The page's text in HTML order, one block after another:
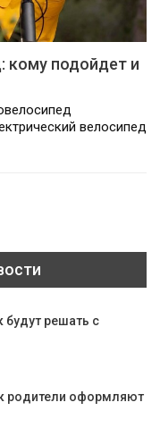
кому подойдет и
велосипед
будут решать с
родители оформляют